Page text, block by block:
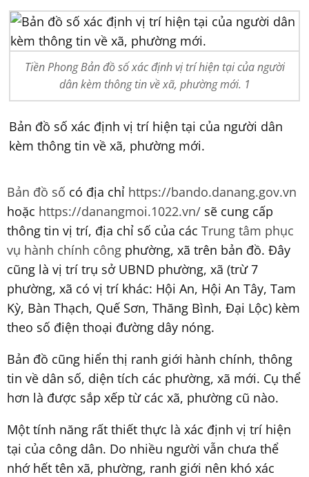
Tiền Phong Bản đồ số xác định vị trí hiện tại của người
dân kèm thông tin về xã, phường mới. 1
Bản đồ số xác định vị trí hiện tại của người dân
kèm thông tin về xã, phường mới.
Bản đồ số có địa chỉ https://bando.danang.gov.vn
hoặc https://danangmoi.1022.vn/ sẽ cung cấp
thông tin vị trí, địa chỉ số của các Trung tâm phục
vụ hành chính công phường, xã trên bản đồ. Đây
cũng là vị trí trụ sở UBND phường, xã (trừ 7
phường, xã có vị trí khác: Hội An, Hội An Tây, Tam
Kỳ, Bàn Thạch, Quế Sơn, Thăng Bình, Đại Lộc) kèm
theo số điện thoại đường dây nóng.
Bản đồ cũng hiển thị ranh giới hành chính, thông
tin về dân số, diện tích các phường, xã mới. Cụ thể
hơn là được sắp xếp từ các xã, phường cũ nào.
Một tính năng rất thiết thực là xác định vị trí hiện
tại của công dân. Do nhiều người vẫn chưa thể
nhớ hết tên xã, phường, ranh giới nên khó xác